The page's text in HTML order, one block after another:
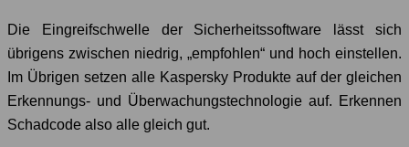
Die Eingreifschwelle der Sicherheitssoftware lässt sich
übrigens zwischen niedrig, „empfohlen“ und hoch einstellen.
Im Übrigen setzen alle Kaspersky Produkte auf der gleichen
Erkennungs- und Überwachungstechnologie auf. Erkennen
Schadcode also alle gleich gut.